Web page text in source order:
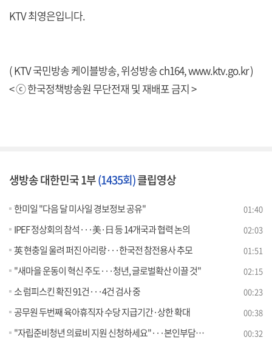
KTV 최영은입니다.
( KTV 국민방송 케이블방송, 위성방송 ch164,www.ktv.go.kr)
< ⓒ 한국정책방송원 무단전재 및 재배포 금지 >
생방송 대한민국 1부(1435회)클립영상
한미일 "다음 달 미사일 경보정보 공유" 01:40
IPEF 정상회의 참석···美·日 등 14개국과 협력 논의 02:03
英 현충일 울려 퍼진 아리랑···한국전 참전용사 추모 01:51
"새마을 운동이 혁신 주도···청년, 글로벌확산 이끌 것" 02:15
소 럼피스킨 확진 91건···4건 검사 중 00:23
공무원 두번째 육아휴직자 수당 지급기간·상한 확대 00:38
"자립준비청년 의료비 지원 신청하세요"···본인부담률 14%로 하향 00:32